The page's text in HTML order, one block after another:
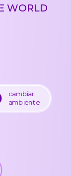
WORLD
cambiar
ambiente